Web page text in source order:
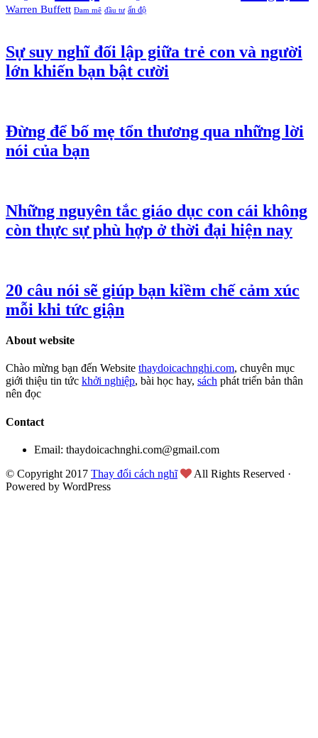
Warren Buffett Đam mê đầu tư ấn độ
Sự suy nghĩ đối lập giữa trẻ con và người
lớn khiến bạn bật cười
Đừng để bố mẹ tổn thương qua những lời
nói của bạn
Những nguyên tắc giáo dục con cái không
còn thực sự phù hợp ở thời đại hiện nay
20 câu nói sẽ giúp bạn kiềm chế cảm xúc
mỗi khi tức giận
About website
Chào mừng bạn đến Website thaydoicachnghi.com, chuyên mục
giới thiệu tin tức khởi nghiệp, bài học hay, sách phát triển bản thân
nên đọc
Contact
Email: thaydoicachnghi.com@gmail.com
© Copyright 2017 Thay đổi cách nghĩ
All Rights Reserved ·
Powered by WordPress